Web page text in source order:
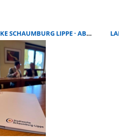
SCHAUMBURG LIPPE ABRECHNUNG